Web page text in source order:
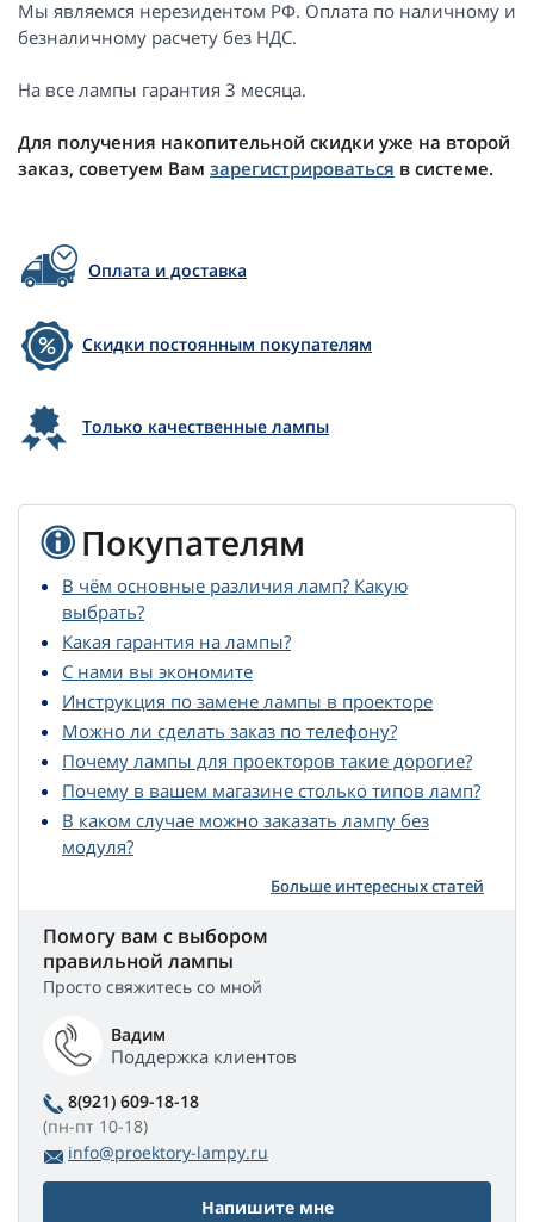
Мы являемся нерезидентом РФ. Оплата по наличному и
безналичному расчету без НДС.
На все лампы гарантия 3 месяца.
Для получения накопительной скидки уже на второй
заказ, советуем Вам зарегистрироваться в системе.
Оплата и доставка
Скидки постоянным покупателям
Только качественные лампы
Покупателям
В чём основные различия ламп? Какую
выбрать?
Какая гарантия на лампы?
С нами вы экономите
Инструкция по замене лампы в проекторе
Можно ли сделать заказ по телефону?
Почему лампы для проекторов такие дорогие?
Почему в вашем магазине столько типов ламп?
В каком случае можно заказать лампу без
модуля?
Больше интересных статей
Помогу вам с выбором
правильной лампы
Просто свяжитесь со мной
Вадим
Поддержка клиентов
8(921) 609-18-18
(пн-пт 10-18)
info@proektory-lampy.ru
Напишите мне